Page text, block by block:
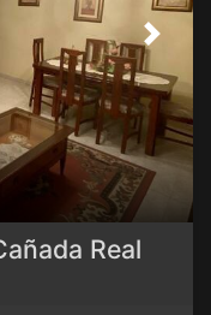
Real
Next